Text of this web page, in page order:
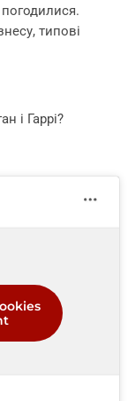
типові
і Гаррі?